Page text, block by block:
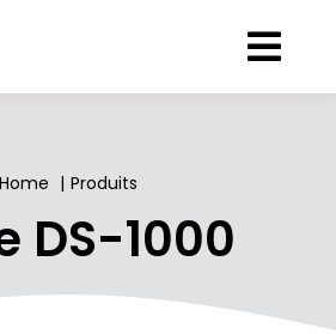
Home Produits
DS-1000